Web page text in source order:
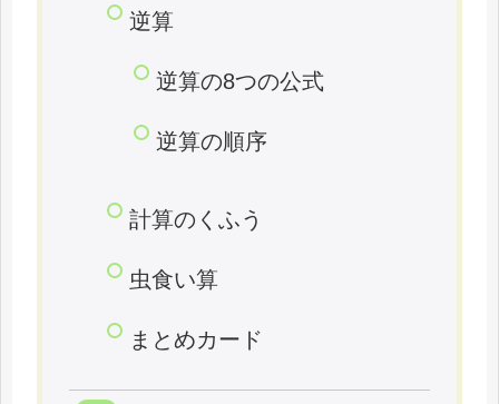
逆算
逆算の8つの公式
逆算の順序
計算のくふう
虫食い算
まとめカード